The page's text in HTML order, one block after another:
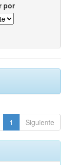
por
1 Siguiente